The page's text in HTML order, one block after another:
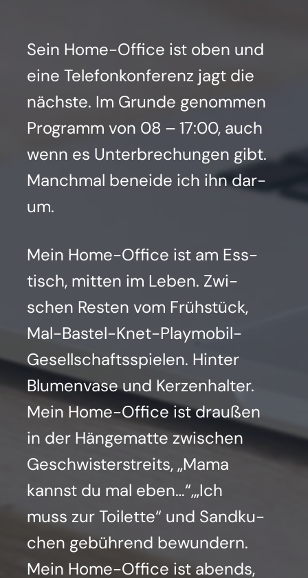
Sein Home-Office ist oben und
eine Tele­fon­kon­fe­renz jagt die
nächs­te. Im Grun­de genom­men
Pro­gramm von 08 – 17:00, auch
wenn es Unter­bre­chun­gen gibt.
Manch­mal benei­de ich ihn dar­
um.
Mein Home-Office ist am Ess­
tisch, mit­ten im Leben. Zwi­
schen Res­ten vom Früh­stück,
Mal-Bas­tel-Knet-Play­mo­bil-
Gesell­schafts­spie­len. Hin­ter
Blu­men­va­se und Ker­zen­hal­ter.
Mein Home-Office ist drau­ßen
in der Hän­ge­mat­te zwi­schen
Geschwis­ter­streits, „Mama
kannst du mal eben…“,„Ich
muss zur Toi­let­te“ und Sand­ku­
chen gebüh­rend bewun­dern.
Mein Home-Office ist abends,